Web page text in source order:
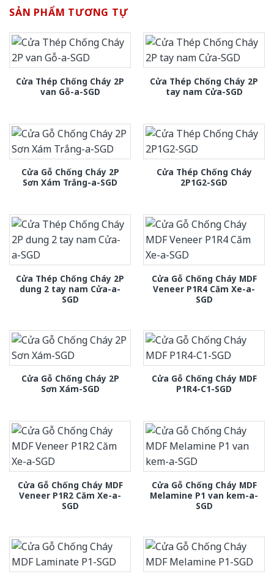
SẢN PHẨM TƯƠNG TỰ
Cửa Thép Chống Cháy 2P
van Gỗ-a-SGD
Cửa Thép Chống Cháy 2P
tay nam Cửa-SGD
Cửa Gỗ Chống Cháy 2P
Sơn Xám Trắng-a-SGD
Cửa Thép Chống Cháy
2P1G2-SGD
Cửa Thép Chống Cháy 2P
dung 2 tay nam Cửa-a-
SGD
Cửa Gỗ Chống Cháy MDF
Veneer P1R4 Căm Xe-a-
SGD
Cửa Gỗ Chống Cháy 2P
Sơn Xám-SGD
Cửa Gỗ Chống Cháy MDF
P1R4-C1-SGD
Cửa Gỗ Chống Cháy MDF
Veneer P1R2 Căm Xe-a-
SGD
Cửa Gỗ Chống Cháy MDF
Melamine P1 van kem-a-
SGD